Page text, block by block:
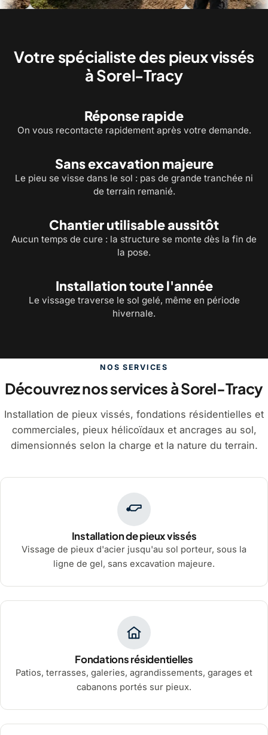
Votre spécialiste des pieux vissés
à Sorel-Tracy
Réponse rapide
On vous recontacte rapidement après votre demande.
Sans excavation majeure
Le pieu se visse dans le sol : pas de grande tranchée ni
de terrain remanié.
Chantier utilisable aussitôt
Aucun temps de cure : la structure se monte dès la fin de
la pose.
Installation toute l'année
Le vissage traverse le sol gelé, même en période
hivernale.
NOS SERVICES
Découvrez nos services à Sorel-Tracy
Installation de pieux vissés, fondations résidentielles et
commerciales, pieux hélicoïdaux et ancrages au sol,
dimensionnés selon la charge et la nature du terrain.
Installation de pieux vissés
Vissage de pieux d'acier jusqu'au sol porteur, sous la
ligne de gel, sans excavation majeure.
Fondations résidentielles
Patios, terrasses, galeries, agrandissements, garages et
cabanons portés sur pieux.